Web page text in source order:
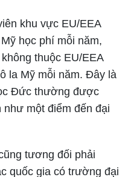
khu vực EU/EEA
học phí mỗi năm,
thuộc EU/EEA
la Mỹ mỗi năm. Đây là
Đức thường được
một điểm đến đại
tương đối phải
quốc gia có trường đại